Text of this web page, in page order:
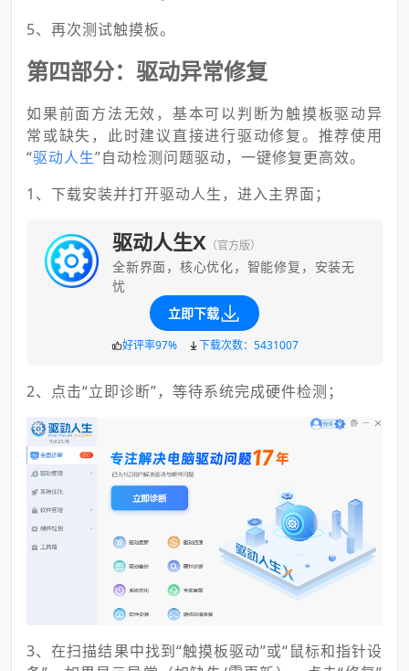
5、再次测试触摸板。
第四部分：驱动异常修复
如果前面方法无效，基本可以判断为触摸板驱动异
常或缺失，此时建议直接进行驱动修复。推荐使用
“驱动人生”自动检测问题驱动，一键修复更高效。
1、下载安装并打开驱动人生，进入主界面；
驱动人生X （官方版）
全新界面，核心优化，智能修复，安装无
忧
立即下载
好评率97% 下载次数：5431007
2、点击“立即诊断”，等待系统完成硬件检测；
3、在扫描结果中找到“触摸板驱动”或“鼠标和指针设